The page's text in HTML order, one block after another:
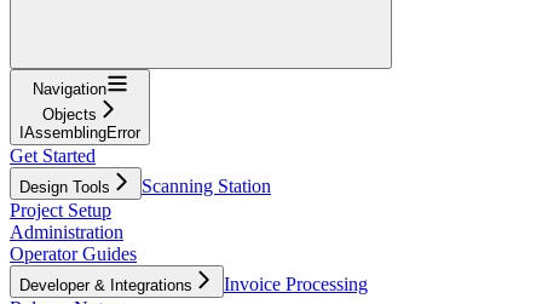
Navigation
Objects
IAssemblingError
Get Started
Design Tools
Scanning Station
Project Setup
Administration
Operator Guides
Developer & Integrations
Invoice Processing